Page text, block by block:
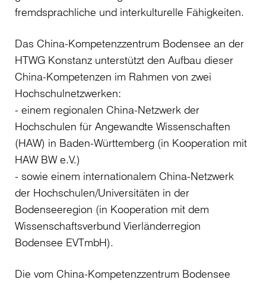
fremdsprachliche und interkulturelle Fähigkeiten.
Das China-Kompetenzzentrum Bodensee an der
HTWG Konstanz unterstützt den Aufbau dieser
China-Kompetenzen im Rahmen von zwei
Hochschulnetzwerken:
- einem regionalen China-Netzwerk der
Hochschulen für Angewandte Wissenschaften
(HAW) in Baden-Württemberg (in Kooperation mit
HAW BW e.V.)
- sowie einem internationalem China-Netzwerk
der Hochschulen/Universitäten in der
Bodenseeregion (in Kooperation mit dem
Wissenschaftsverbund Vierländerregion
Bodensee EVTmbH).
Die vom China-Kompetenzzentrum Bodensee